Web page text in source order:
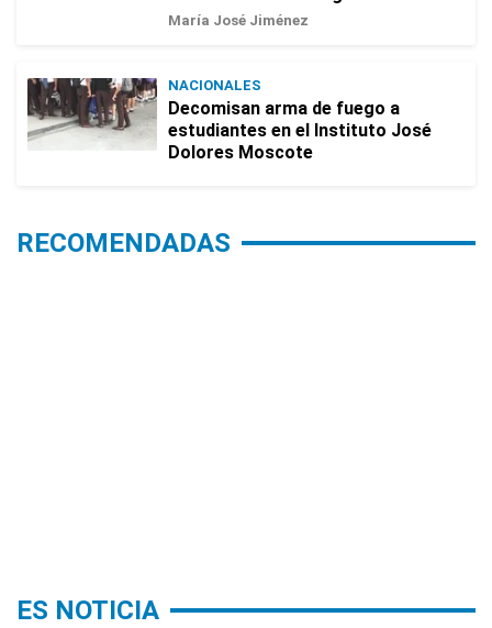
María José Jiménez
NACIONALES
Decomisan arma de fuego a
estudiantes en el Instituto José
Dolores Moscote
RECOMENDADAS
ES NOTICIA